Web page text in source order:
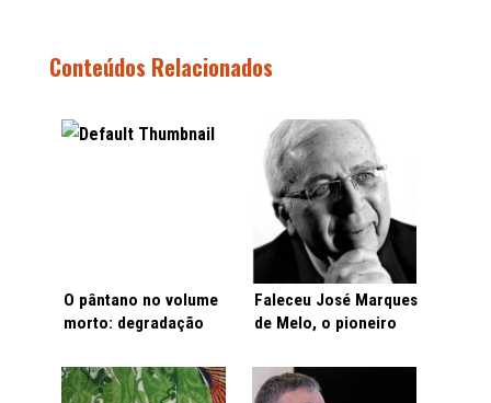
Conteúdos Relacionados
O pântano no volume
morto: degradação
atinge ponto mais
agudo
Faleceu José Marques
de Melo, o pioneiro
comunicação, a
“prima pobre das